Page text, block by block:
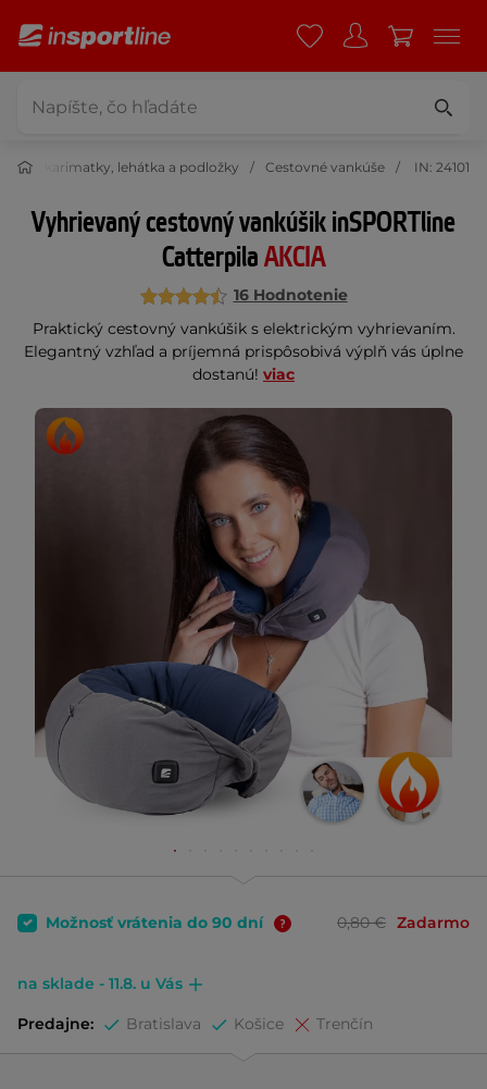
karimatky, lehátka a podložky Cestovné vankúše IN: 24101
Vyhrievaný cestovný vankúšik inSPORTline
CatterpilaAKCIA
16 Hodnotenie
Praktický cestovný vankúšik s elektrickým vyhrievaním.
Elegantný vzhľad a príjemná prispôsobivá výplň vás úplne
dostanú! viac
Možnosť vrátenia do 90 dní 0,80 € Zadarmo
na sklade - 11.8. u Vás
Predajne: Bratislava Košice Trenčín